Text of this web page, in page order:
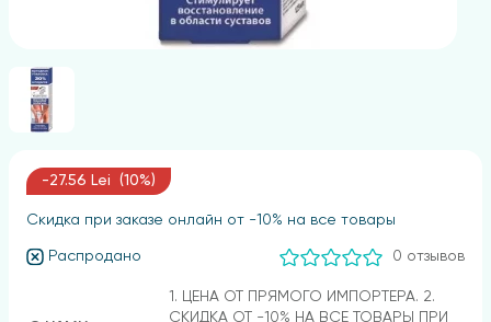
-27.56 Lei (10%)
Скидка при заказе онлайн от -10% на все товары
Распродано 0 отзывов
1. ЦЕНА ОТ ПРЯМОГО ИМПОРТЕРА. 2.
СКИДКА ОТ -10% НА ВСЕ ТОВАРЫ ПРИ